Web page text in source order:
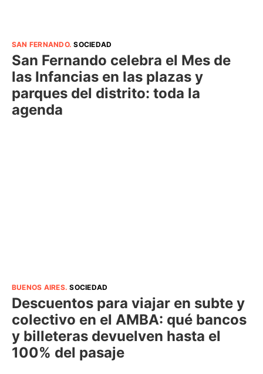
SAN FERNANDO.SOCIEDAD
San Fernando celebra el Mes de
las Infancias en las plazas y
parques del distrito: toda la
agenda
BUENOS AIRES.SOCIEDAD
Descuentos para viajar en subte y
colectivo en el AMBA: qué bancos
y billeteras devuelven hasta el
100% del pasaje